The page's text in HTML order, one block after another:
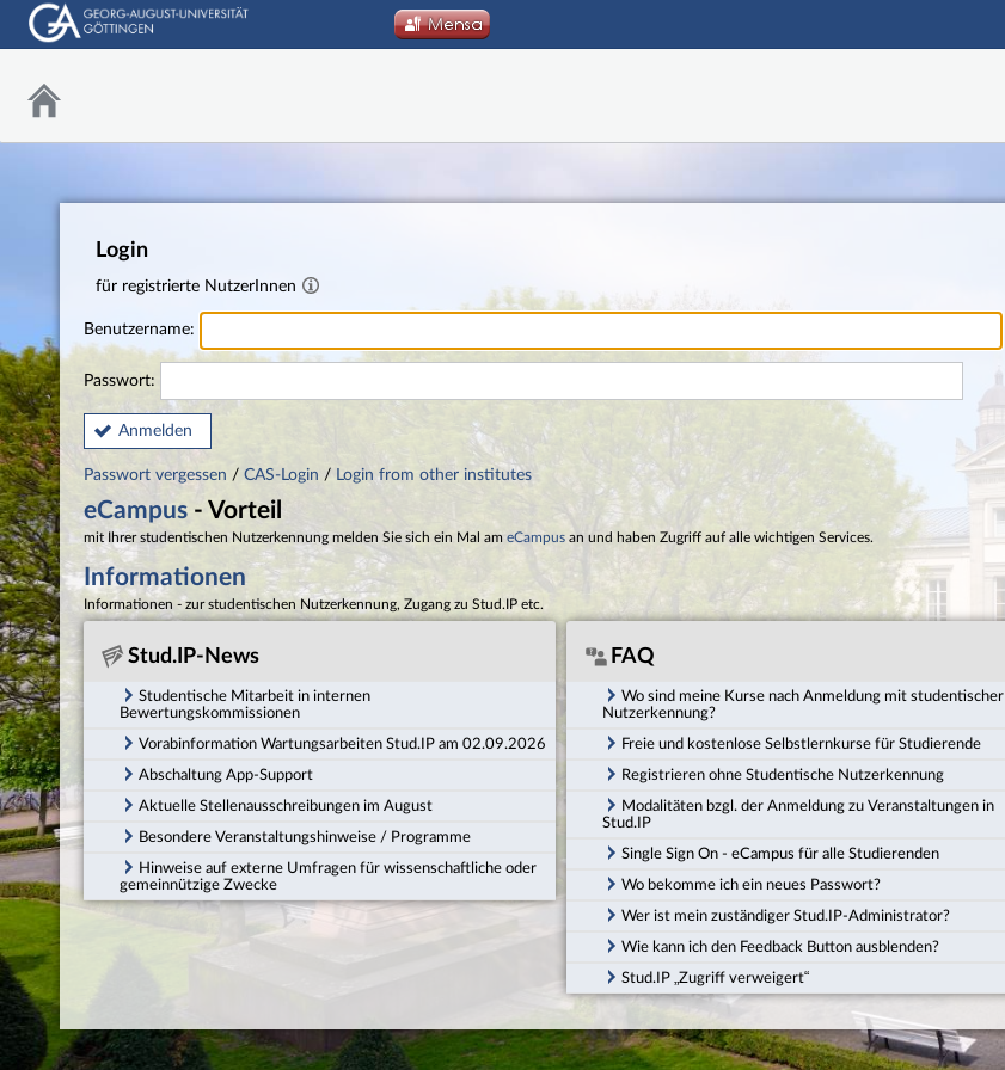
Hauptnavigation
Login
für registrierte NutzerInnen
Benutzername:
Passwort:
Anmelden
Passwort vergessen / CAS-Login / Login from other institutes
eCampus - Vorteil
mit Ihrer studentischen Nutzerkennung melden Sie sich ein Mal am eCampus an und haben Zugriff auf alle wichtigen Services.
Informationen
Informationen - zur studentischen Nutzerkennung, Zugang zu Stud.IP etc.
Stud.IP-News
Studentische Mitarbeit in internen
Bewertungskommissionen
Vorabinformation Wartungsarbeiten Stud.IP am 02.09.2026
Abschaltung App-Support
Aktuelle Stellenausschreibungen im August
Besondere Veranstaltungshinweise / Programme
Hinweise auf externe Umfragen für wissenschaftliche oder
gemeinnützige Zwecke
FAQ
Wo sind meine Kurse nach Anmeldung mit studentischer
Nutzerkennung?
Freie und kostenlose Selbstlernkurse für Studierende
Registrieren ohne Studentische Nutzerkennung
Modalitäten bzgl. der Anmeldung zu Veranstaltungen in
Stud.IP
Single Sign On - eCampus für alle Studierenden
Wo bekomme ich ein neues Passwort?
Wer ist mein zuständiger Stud.IP-Administrator?
Wie kann ich den Feedback Button ausblenden?
Stud.IP „Zugriff verweigert“